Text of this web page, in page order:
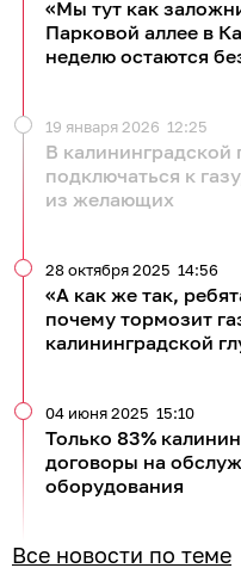
«Мы тут как
Парковой аллее в
неделю остаются
В калининградской
подключаться к
из желающих
19 января 2026 12:25
«А как же так,
почему тормозит
калининградской
28 октября 2025 14:56
Только 83%
договоры на
оборудования
04 июня 2025 15:10
Все новости по теме